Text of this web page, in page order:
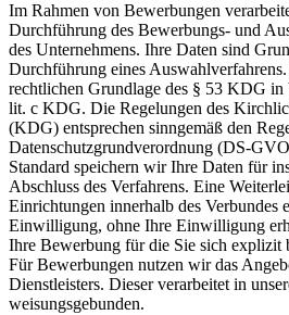
Im Rahmen von Bewerbungen
Durchführung des Bewerbungs- und
des Unternehmens. Ihre Daten sind
Durchführung eines
rechtlichen Grundlage des § 53 KDG in
lit. c KDG. Die Regelungen des
(KDG) entsprechen sinngemäß den
Datenschutzgrundverordnung (DS-
Standard speichern wir Ihre Daten für
Abschluss des Verfahrens. Eine
Einrichtungen innerhalb des Verbundes
Einwilligung, ohne Ihre Einwilligung
Ihre Bewerbung für die Sie sich explizit
Für Bewerbungen nutzen wir das
Dienstleisters. Dieser verarbeitet in
weisungsgebunden.